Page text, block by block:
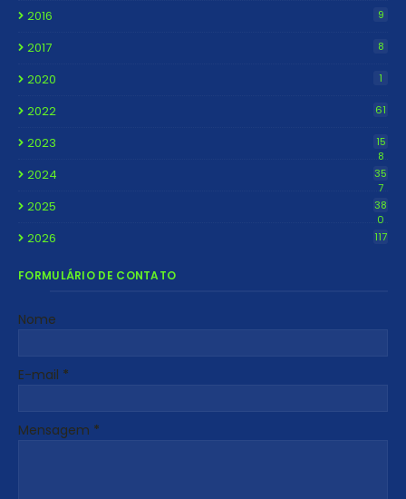
2016 9
2017 8
2020 1
2022 61
2023
15
8
2024
35
7
2025
38
0
2026 117
FORMULÁRIO DE CONTATO
Nome
E-mail *
Mensagem *